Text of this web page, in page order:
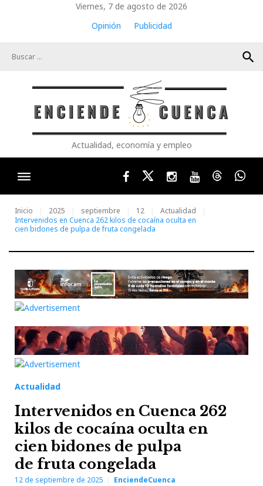
Viernes, 7 de agosto de 2026
Opinión
Publicidad
search
Actualidad, economía y empleo
FacebookTwitterInstagram
YoutubeThreads
Inicio 2025 septiembre 12
Actualidad
Intervenidos en Cuenca 262 kilos de cocaína oculta en
cien bidones de pulpa de fruta congelada
Actualidad
Intervenidos en Cuenca 262
kilos de cocaína oculta en
cien bidones de pulpa
de fruta congelada
12 de septiembre de 2025 EnciendeCuenca